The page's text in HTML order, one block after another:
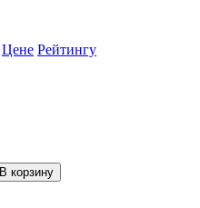
Цене Рейтингу
В корзину